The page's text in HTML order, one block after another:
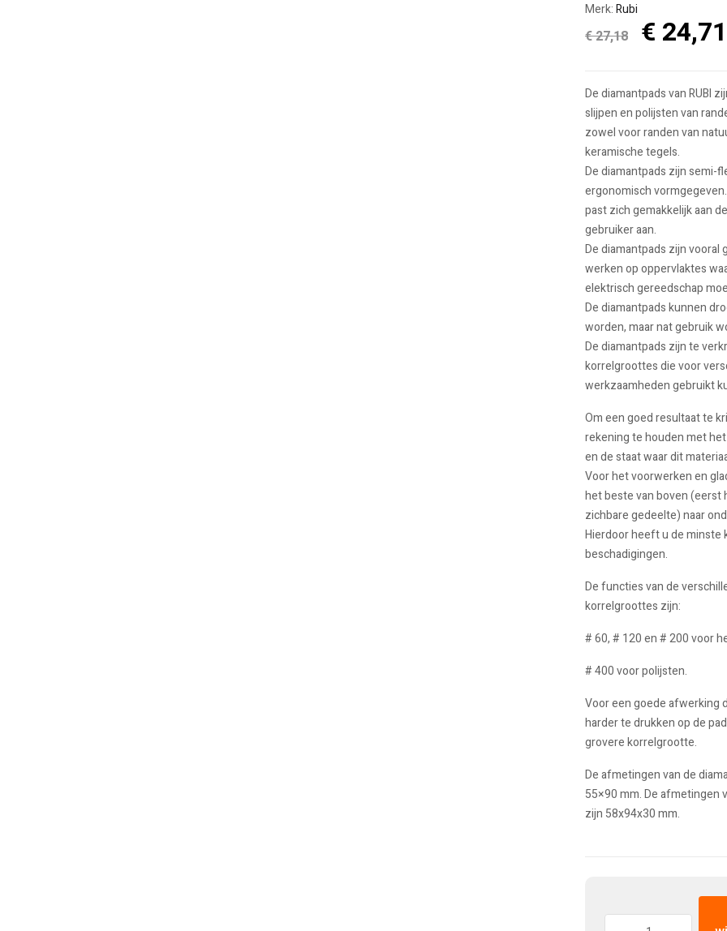
Merk:Rubi
€27,18
was:
€
€ 24,71
De diamantpads van RUBI
slijpen en polijsten van
zowel voor randen van
keramische tegels.
De diamantpads zijn semi-
ergonomisch
past zich gemakkelijk aan
gebruiker aan.
De diamantpads zijn vooral
werken op oppervlaktes
elektrisch gereedschap
De diamantpads kunnen
worden, maar nat gebruik
De diamantpads zijn te
korrelgroottes die voor
werkzaamheden gebruikt
Om een goed resultaat te
rekening te houden met
en de staat waar dit
Voor het voorwerken en
het beste van boven (eerst
zichbare gedeelte) naar
Hierdoor heeft u de minste
beschadigingen.
De functies van de
korrelgroottes zijn:
# 60, # 120 en # 200 voor
# 400 voor polijsten.
Voor een goede afwerking
harder te drukken op de
grovere korrelgrootte.
De afmetingen van de
55×90 mm. De afmetingen
zijn 58x94x30 mm.